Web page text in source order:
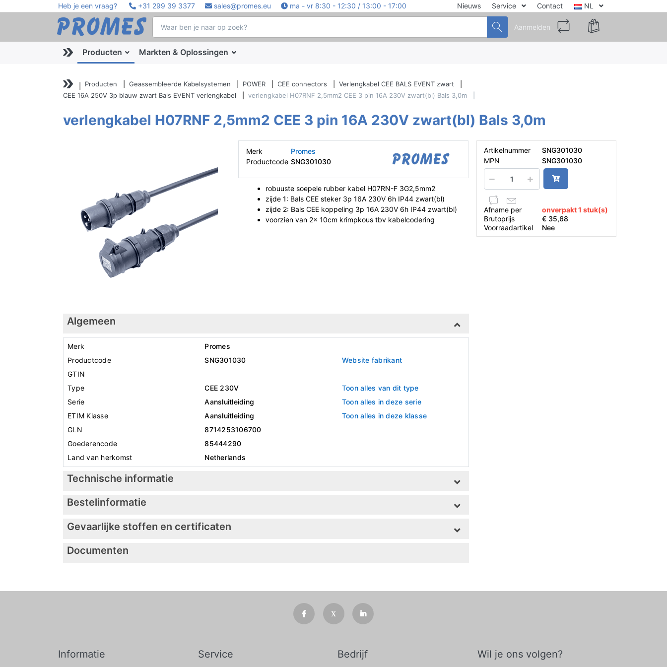
Heb je een vraag? +31 299 39 3377 sales@promes.eu ma - vr 8:30 - 12:30 / 13:00 - 17:00 Nieuws Service Contact NL
Aanmelden
Producten Markten & Oplossingen
Producten Geassembleerde Kabelsystemen POWER CEE connectors
Verlengkabel CEE BALS EVENT zwart
CEE 16A 250V 3p blauw zwart Bals EVENT verlengkabel
verlengkabel H07RNF 2,5mm2 CEE 3 pin 16A 230V zwart(bl) Bals 3,0m
verlengkabel H07RNF 2,5mm2 CEE 3 pin 16A 230V zwart(bl) Bals 3,0m
Merk
Promes
Productcode SNG301030
robuuste soepele rubber kabel H07RN-F 3G2,5mm2
zijde 1: Bals CEE steker 3p 16A 230V 6h IP44 zwart(bl)
zijde 2: Bals CEE koppeling 3p 16A 230V 6h IP44 zwart(bl)
voorzien van 2x 10cm krimpkous tbv kabelcodering
Algemeen
Merk
Promes
Productcode
SNG301030
Website fabrikant
GTIN
Type
CEE 230V
Toon alles van dit type
Serie
Aansluitleiding
Toon alles in deze serie
ETIM Klasse
Aansluitleiding
Toon alles in deze klasse
GLN
8714253106700
Goederencode
85444290
Land van herkomst
Netherlands
Technische informatie
Bestelinformatie
Gevaarlijke stoffen en certificaten
Documenten
Artikelnummer
SNG301030
MPN
SNG301030
Afname per
onverpakt 1 stuk(s)
Brutoprijs
€ 35,68
Voorraadartikel
Nee
Informatie Service Bedrijf Wil je ons volgen?